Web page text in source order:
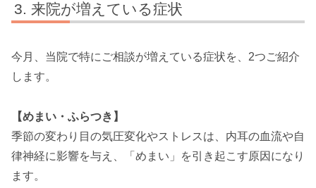
来院が増えている症状
今月、当院で特にご相談が増えている症状を、2つご紹介
します。
【めまい・ふらつき】
季節の変わり目の気圧変化やストレスは、内耳の血流や自
律神経に影響を与え、「めまい」を引き起こす原因になり
ます。